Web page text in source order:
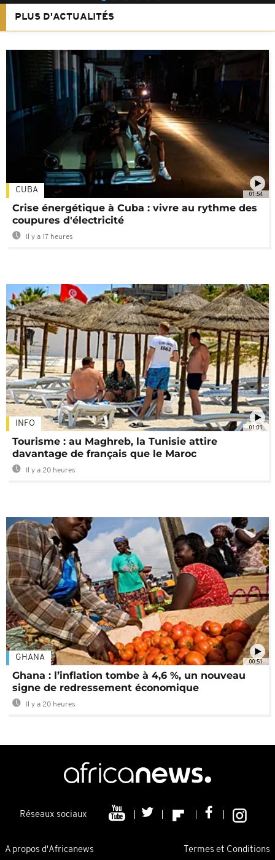
PLUS D'ACTUALITÉS
01:54
CUBA
Crise énergétique à Cuba : vivre au rythme des
coupures d'électricité
Il y a 17 heures
01:01
INFO
Tourisme : au Maghreb, la Tunisie attire
davantage de français que le Maroc
Il y a 20 heures
00:51
GHANA
Ghana : l’inflation tombe à 4,6 %, un nouveau
signe de redressement économique
Il y a 20 heures
Réseaux sociaux
A propos d'Africanews Termes et Conditions